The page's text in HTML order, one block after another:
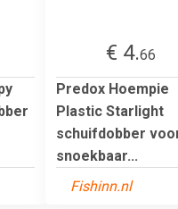
€ 4.66
Predox Hoempie
Plastic Starlight
schuifdobber
snoekbaar...
Fishinn.nl